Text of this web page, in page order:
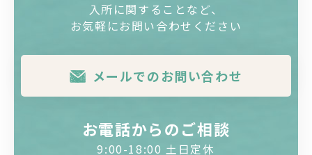
入所に関することなど、
お気軽にお問い合わせください
メールでのお問い合わせ
お電話からのご相談
9:00-18:00 土日定休